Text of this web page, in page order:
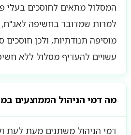
המסלול מתאים לחוסכים בעלי
למרות שמדובר בחשיפה
מוסיפה תנודתיות, ולכן חוסכים
עשויים להעדיף מסלול ללא
מה דמי הניהול הממוצעים
דמי הניהול משתנים מעת לעת